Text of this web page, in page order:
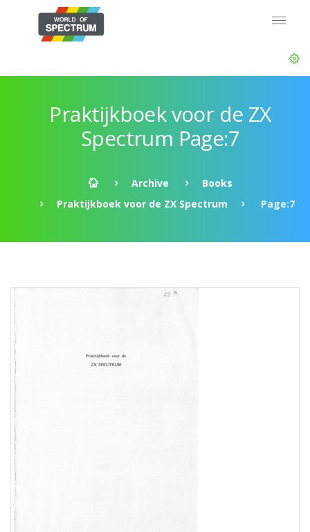
Praktijkboek voor de ZX
Spectrum Page:7
Archive
Books
Praktijkboek voor de ZX Spectrum
Page:7